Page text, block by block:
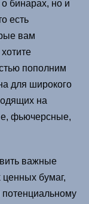
бинарах, но и
есть
вам
пополним
для широкого
на
фьючерсные,
важные
бумаг,